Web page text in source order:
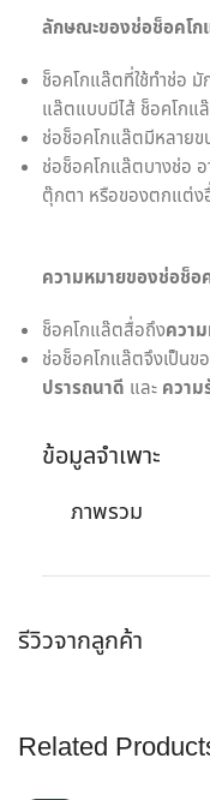
ข้อมูลจำเพาะ
ภาพรวม
รีวิวจากลูกค้า
ลักษณะของช่อช็อคโก
ช็อคโกแล๊ตที่ใช้ทำช่อ
แล๊ตแบบมีไส้ ช็อคโกแ
ช่อช็อคโกแล๊ตมีหลายข
ช่อช็อคโกแล๊ตบางช่อ
ตุ๊กตา หรือของตกแต่ง
ความหมายของช่อช็อ
ช็อคโกแล๊ตสื่อถึงควา
ช่อช็อคโกแล๊ตจึงเป็น
ปรารถนาดี และ ความ
Related